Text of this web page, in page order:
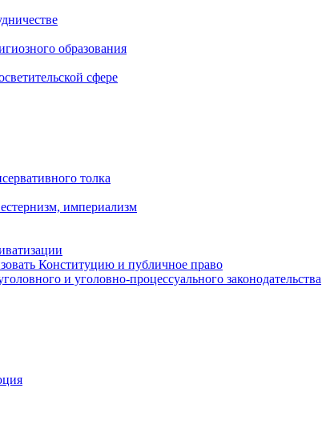
образования
сфере
толка
империализм
Конституцию и публичное право
и уголовно-процессуального законодательства